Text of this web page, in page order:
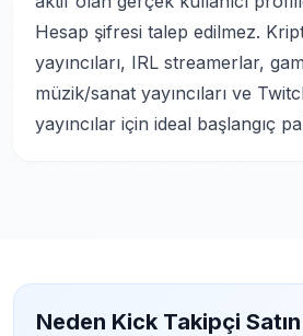
Hesap şifresi talep edilmez.
yayıncıları, IRL streamerlar,
müzik/sanat yayıncıları ve
yayıncılar için ideal başlangıç
Neden Kick Takipçi Satın